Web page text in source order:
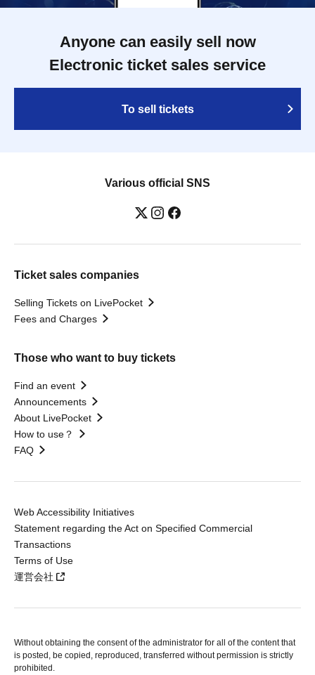
Anyone can easily sell now
Electronic ticket sales service
To sell tickets
Various official SNS
Ticket sales companies
Selling Tickets on LivePocket
Fees and Charges
Those who want to buy tickets
Find an event
Announcements
About LivePocket
How to use？
FAQ
Web Accessibility Initiatives
Statement regarding the Act on Specified Commercial
Transactions
Terms of Use
運営会社
Without obtaining the consent of the administrator for all of the content that
is posted, be copied, reproduced, transferred without permission is strictly
prohibited.